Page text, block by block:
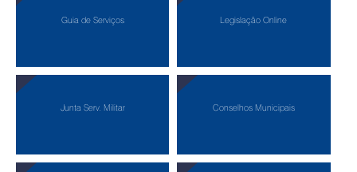
Guia de Serviços Legislação Online
Junta Serv. Militar Conselhos Municipais